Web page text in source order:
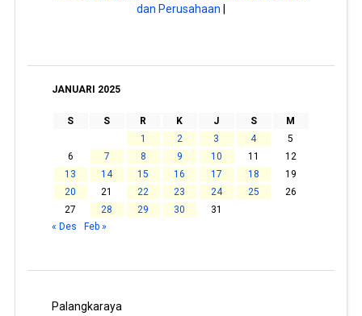
dan Perusahaan
JANUARI 2025
S S R K J S
M
1
2 3 4
5
6
7 8 9 10 11
12
13
14 15 16 17 18
19
20
21 22 23 24 25
26
27
28 29 30
31
« Des
Feb »
Palangkaraya